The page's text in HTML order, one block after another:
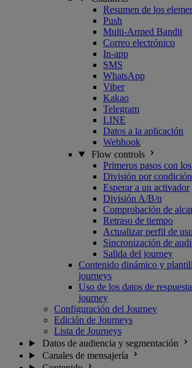
Resumen de los
Push
Multi-Armed Bandit
Correo electrónico
In-app
SMS
WhatsApp
Viber
Kakao
Telegram
LINE
Datos a la aplicación
Webhook
Flow controls
Primeros pasos con
División por condición
Esperar a un activador
División A/B/n
Comprobación de
Retraso de tiempo
Actualizar perfil de
Sincronización de
Salida del journey
Contenido dinámico y
journeys
Uso de los datos de
journey
Configuración del Journey
Edición de Journeys
Lista de Journeys
Datos de audiencia y segmentación
Canales de mensajería